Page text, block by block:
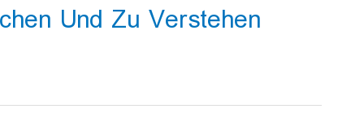
Und Zu Verstehen